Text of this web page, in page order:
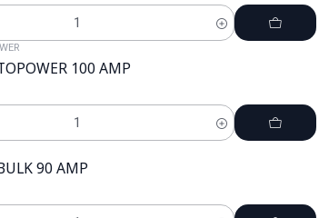
100 AMP
90 AMP